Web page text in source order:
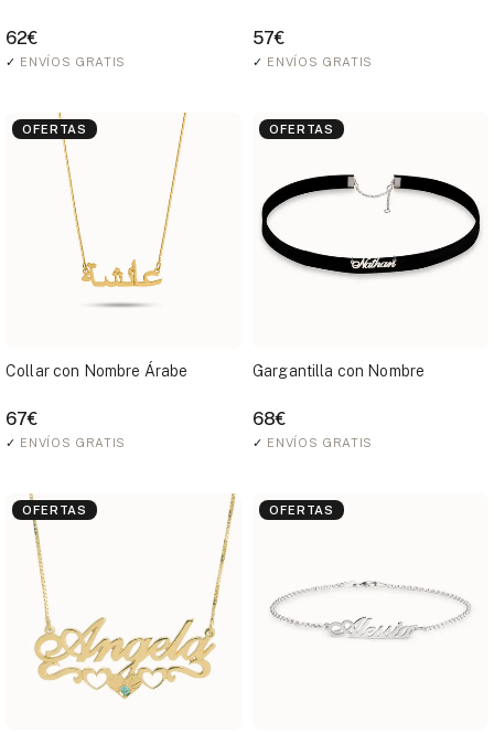
62€
✓ ENVÍOS GRATIS
57€
✓ ENVÍOS GRATIS
OFERTAS
Collar con Nombre Árabe
67€
✓ ENVÍOS GRATIS
OFERTAS
Gargantilla con Nombre
68€
✓ ENVÍOS GRATIS
OFERTAS OFERTAS